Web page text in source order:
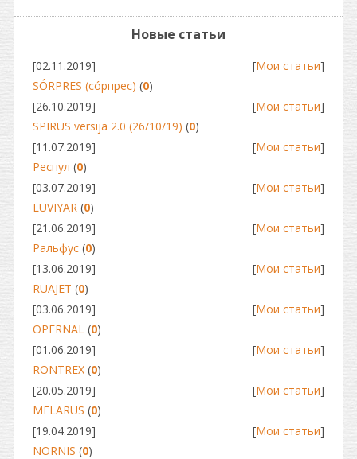
Новые статьи
[02.11.2019] [Мои статьи]
SÓRPRES (сóрпрес) (0)
[26.10.2019]
[Мои статьи]
SPIRUS versija 2.0 (26/10/19) (0)
[11.07.2019]
[Мои статьи]
Респул (0)
[03.07.2019]
[Мои статьи]
LUVIYAR (0)
[21.06.2019]
[Мои статьи]
Ральфус (0)
[13.06.2019]
[Мои статьи]
RUAJET (0)
[03.06.2019]
[Мои статьи]
OPERNAL (0)
[01.06.2019]
[Мои статьи]
RONTREX (0)
[20.05.2019]
[Мои статьи]
MELARUS (0)
[19.04.2019]
[Мои статьи]
NORNIS (0)